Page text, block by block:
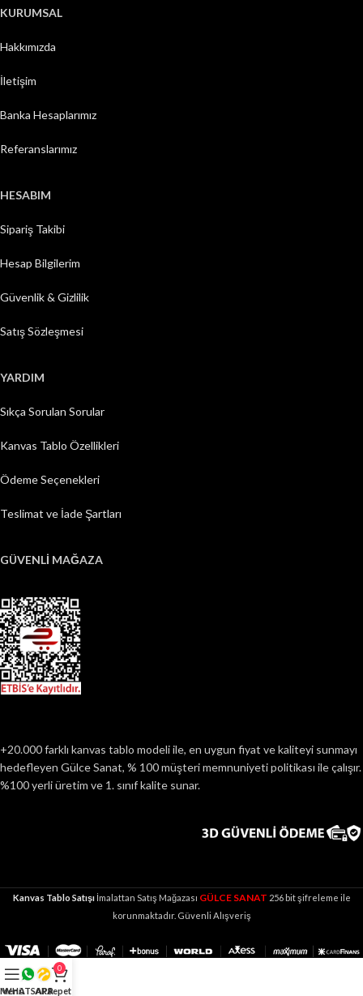
KURUMSAL
Hakkımızda
İletişim
Banka Hesaplarımız
Referanslarımız
HESABIM
Sipariş Takibi
Hesap Bilgilerim
Güvenlik & Gizlilik
Satış Sözleşmesi
YARDIM
Sıkça Sorulan Sorular
Kanvas Tablo Özellikleri
Ödeme Seçenekleri
Teslimat ve İade Şartları
GÜVENLİ MAĞAZA
+20.000 farklı kanvas tablo modeli ile, en uygun fiyat ve kaliteyi sunmayı
hedefleyen Gülce Sanat, % 100 müşteri memnuniyeti politikası ile çalışır.
%100 yerli üretim ve 1. sınıf kalite sunar.
Kanvas Tablo Satışı İmalattan Satış Mağazası GÜLCE SANAT 256 bit şifreleme ile
korunmaktadır. Güvenli Alışveriş
Menü
WHATSAPP
ARA
0
Sepet